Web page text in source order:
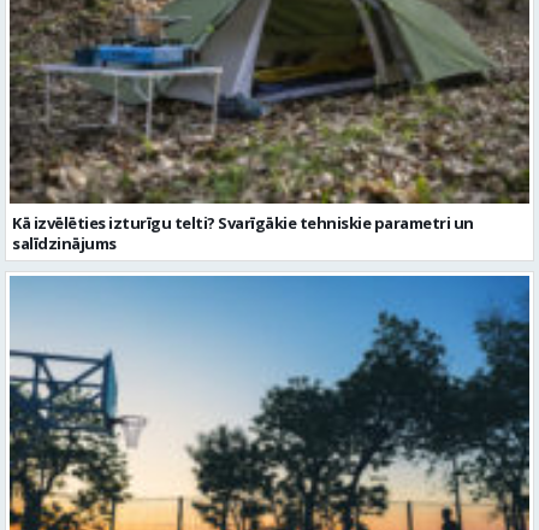
Kā izvēlēties izturīgu telti? Svarīgākie tehniskie parametri un
salīdzinājums